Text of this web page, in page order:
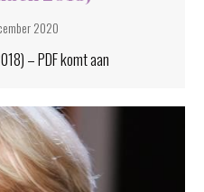
2020
– PDF komt aan